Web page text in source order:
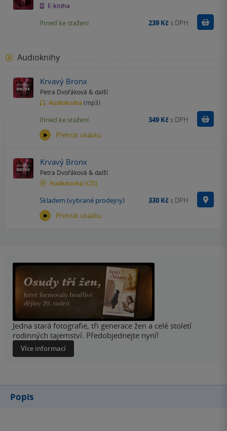
E-kniha
Ihned ke stažení 239 Kč s DPH Koupit
Audioknihy
Krvavý Bronx
Petra Dvořáková & další
Audiokniha (mp3)
Přehrát ukázku
Ihned ke stažení 349 Kč s DPH Koupit
Krvavý Bronx
Petra Dvořáková & další
Audiokniha (CD)
Přehrát ukázku
Skladem (vybrané prodejny) 330 Kč s DPH
Jedna stará fotografie, tři generace žen a celé století
rodinných tajemství. Předobjednejte nyní!
Více informací
Popis